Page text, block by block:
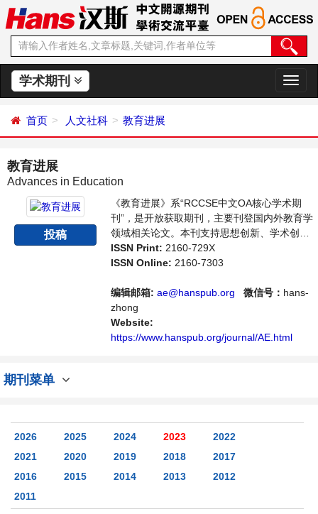
学术期刊
切
换
首页 人文社科 教育进展
教育进展
Advances in Education
投稿
《教育进展》系“RCCSE中文OA核心学术期
刊”，是开放获取期刊，主要刊登国内外教育学
领域相关论文。本刊支持思想创新、学术创
新，倡导科学，繁荣学术，集学术性、思想性
为一体，旨在给世界范围内的科学家、学者、
域内不同方向问题与发展的交流平台。
ISSN Print: 2160-729X
ISSN Online: 2160-7303
编辑邮箱: ae@hanspub.org 微信号： hans-
zhong
Website:
https://www.hanspub.org/journal/AE.html
期刊菜单
2026 2025 2024 2023
2022
2021
2020 2019 2018
2017
2016
2015 2014 2013
2012
2011